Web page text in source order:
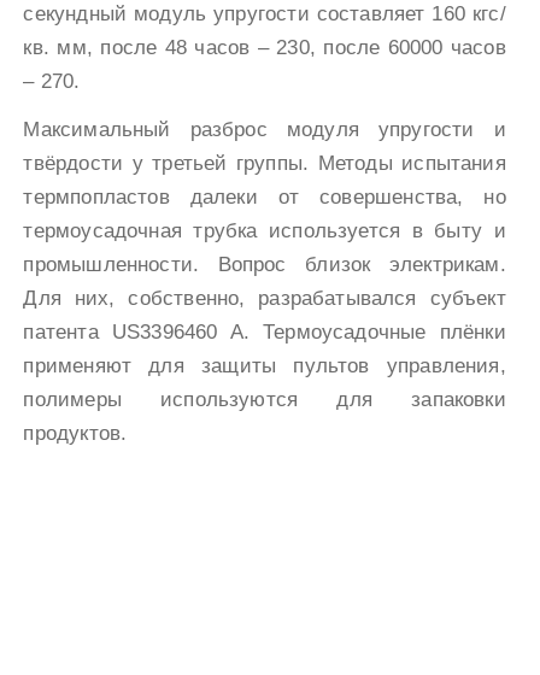
секундный модуль упругости составляет 160 кгс/
кв. мм, после 48 часов – 230, после 60000 часов
– 270.
Максимальный разброс модуля упругости и
твёрдости у третьей группы. Методы испытания
термпопластов далеки от совершенства, но
термоусадочная трубка используется в быту и
промышленности. Вопрос близок электрикам.
Для них, собственно, разрабатывался субъект
патента US3396460 A. Термоусадочные плёнки
применяют для защиты пультов управления,
полимеры используются для запаковки
продуктов.